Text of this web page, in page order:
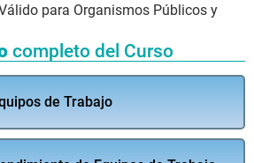
para Organismos Públicos y
completo del Curso
de Trabajo